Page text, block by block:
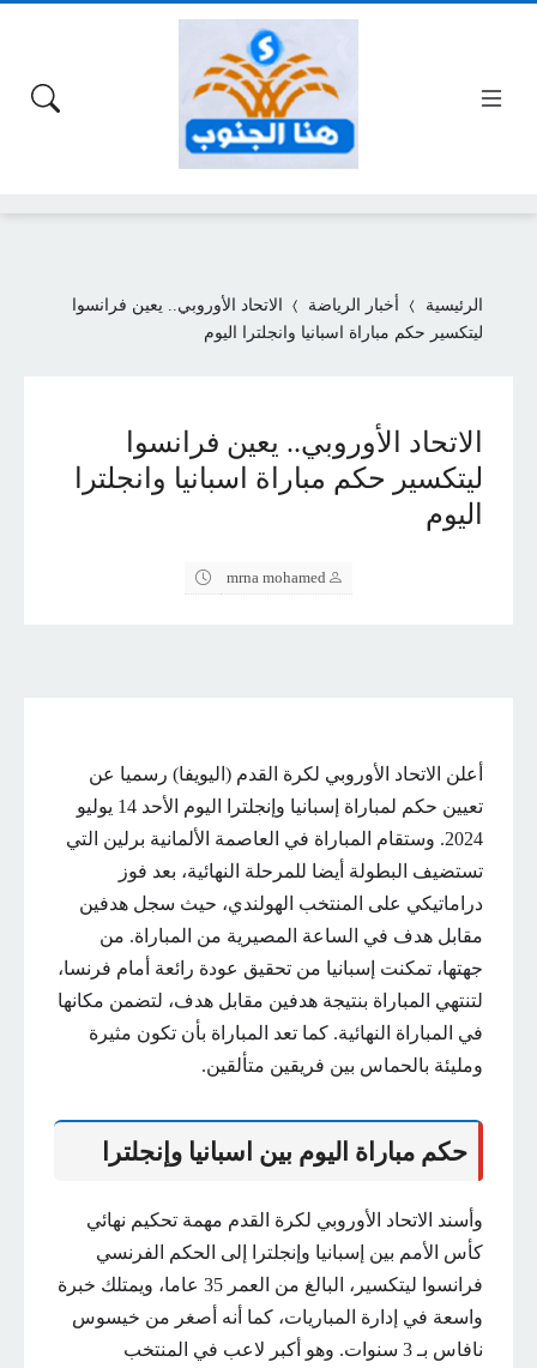
الرئيسية أخبار الرياضة
الاتحاد الأوروبي.. يعين فرانسوا
ليتكسير حكم مباراة اسبانيا وانجلترا اليوم
الاتحاد الأوروبي.. يعين فرانسوا
ليتكسير حكم مباراة اسبانيا وانجلترا
اليوم
mrna mohamed
أعلن الاتحاد الأوروبي لكرة القدم (اليويفا) رسميا عن
تعيين حكم لمباراة إسبانيا وإنجلترا اليوم الأحد 14 يوليو
2024. وستقام المباراة في العاصمة الألمانية برلين التي
تستضيف البطولة أيضا للمرحلة النهائية، بعد فوز
دراماتيكي على المنتخب الهولندي، حيث سجل هدفين
مقابل هدف في الساعة المصيرية من المباراة. من
جهتها، تمكنت إسبانيا من تحقيق عودة رائعة أمام فرنسا،
لتنتهي المباراة بنتيجة هدفين مقابل هدف، لتضمن مكانها
في المباراة النهائية. كما تعد المباراة بأن تكون مثيرة
ومليئة بالحماس بين فريقين متألقين.
حكم مباراة اليوم بين اسبانيا وإنجلترا
وأسند الاتحاد الأوروبي لكرة القدم مهمة تحكيم نهائي
كأس الأمم بين إسبانيا وإنجلترا إلى الحكم الفرنسي
فرانسوا ليتكسير، البالغ من العمر 35 عاما، ويمتلك خبرة
واسعة في إدارة المباريات، كما أنه أصغر من خيسوس
نافاس بـ 3 سنوات. وهو أكبر لاعب في المنتخب